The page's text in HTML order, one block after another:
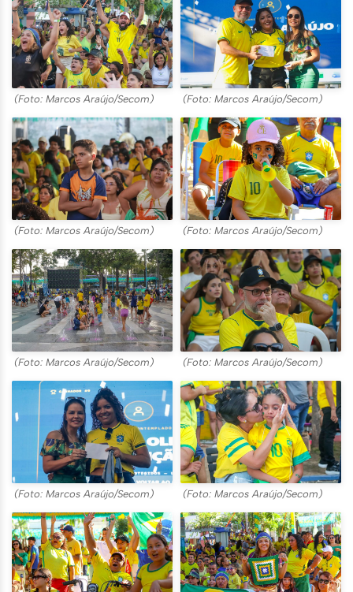
(Foto: Marcos Araújo/Secom) (Foto: Marcos Araújo/Secom)
(Foto: Marcos Araújo/Secom) (Foto: Marcos Araújo/Secom)
(Foto: Marcos Araújo/Secom) (Foto: Marcos Araújo/Secom)
(Foto: Marcos Araújo/Secom) (Foto: Marcos Araújo/Secom)